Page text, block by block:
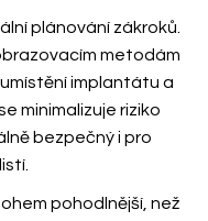
plánování zákroků.
metodám
implantátu a
minimalizuje riziko
bezpečný i pro
pohodlnější, než